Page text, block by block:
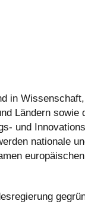
in
Ländern
und
nationale